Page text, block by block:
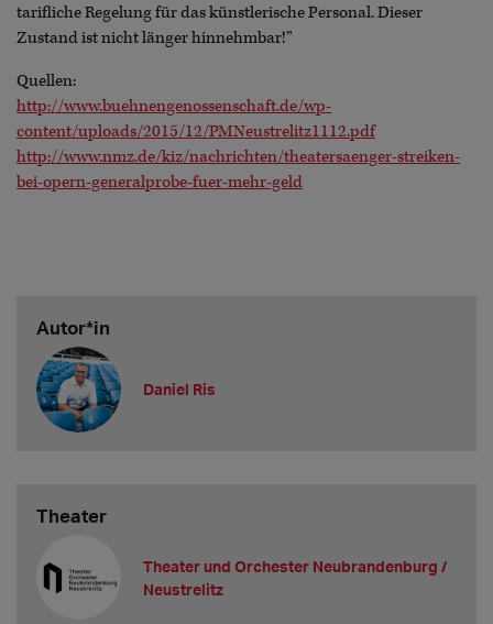
tarifliche Regelung für das künstlerische Personal. Dieser
Zustand ist nicht länger hinnehmbar!”
Quellen:
http://www.buehnengenossenschaft.de/wp-
content/uploads/2015/12/PMNeustrelitz1112.pdf
http://www.nmz.de/kiz/nachrichten/theatersaenger-streiken-
bei-opern-generalprobe-fuer-mehr-geld
Autor*in
Daniel Ris
Theater
Theater und Orchester Neubrandenburg /
Neustrelitz